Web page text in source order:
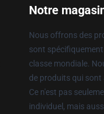
Notre
Nous offrons des
sont
classe mondiale.
de produits qui sont
Ce n'est pas
individuel, mais